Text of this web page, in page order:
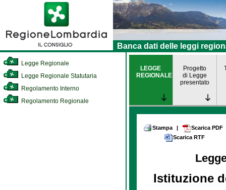
Banca dati delle leggi
Legge Regionale
Legge Regionale Statutaria
Regolamento Interno
Regolamento Regionale
LEGGE
REGIONALE
Progetto
di Legge
presentato
Stampa |
Scarica PDF
Scarica RTF
Istituzione